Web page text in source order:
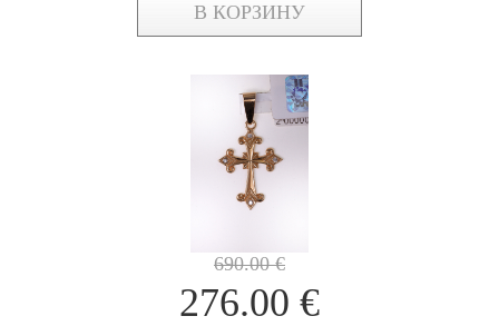
В КОРЗИНУ
690.00€
276.00 €